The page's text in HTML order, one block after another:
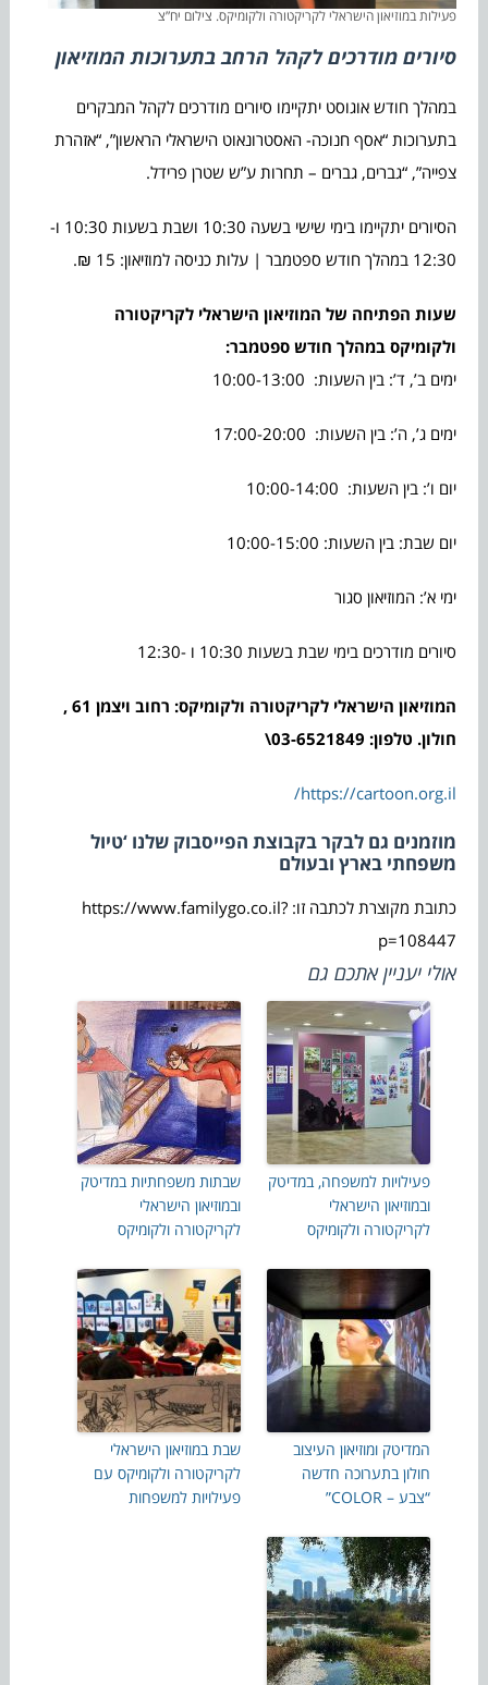
פעילות במוזיאון הישראלי לקריקטורה ולקומיקס. צילום יח”צ
סיורים מודרכים לקהל הרחב בתערוכות המוזיאון
במהלך חודש אוגוסט יתקיימו סיורים מודרכים לקהל המבקרים
בתערוכות “אסף חנוכה- האסטרונאוט הישראלי הראשון”, “אזהרת
צפייה”, “גברים, גברים – תחרות ע”ש שטרן פרידל.
הסיורים יתקיימו בימי שישי בשעה 10:30 ושבת בשעות 10:30 ו-
12:30 במהלך חודש ספטמבר | עלות כניסה למוזיאון: 15 ₪.
שעות הפתיחה של המוזיאון הישראלי לקריקטורה
ולקומיקס במהלך חודש ספטמבר:
ימים ב’, ד’: בין השעות: 10:00-13:00
ימים ג’, ה’: בין השעות: 17:00-20:00
יום ו’: בין השעות: 10:00-14:00
יום שבת: בין השעות: 10:00-15:00
ימי א’: המוזיאון סגור
סיורים מודרכים בימי שבת בשעות 10:30 ו -12:30
המוזיאון הישראלי לקריקטורה ולקומיקס: רחוב ויצמן 61 ,
חולון. טלפון: 03-6521849\
https://cartoon.org.il/
מוזמנים גם לבקר בקבוצת הפייסבוק שלנו ‘טיול
משפחתי בארץ ובעולם
כתובת מקוצרת לכתבה זו: https://www.familygo.co.il?
p=108447
אולי יעניין אתכם גם
פעילויות למשפחה, במדיטק
ובמוזיאון הישראלי
לקריקטורה ולקומיקס
שבתות משפחתיות במדיטק
ובמוזיאון הישראלי
לקריקטורה ולקומיקס
המדיטק ומוזיאון העיצוב
חולון בתערוכה חדשה
“צבע – COLOR”
שבת במוזיאון הישראלי
לקריקטורה ולקומיקס עם
פעילויות למשפחות